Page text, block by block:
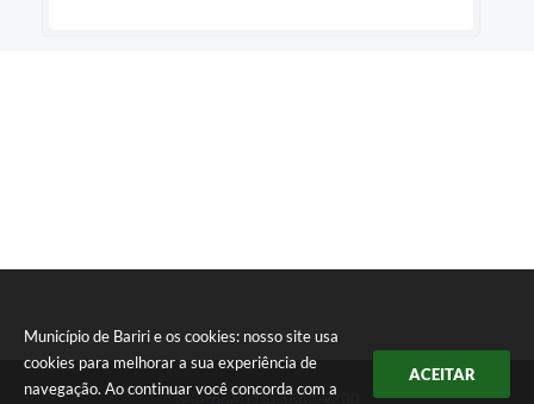
Município de Bariri e os cookies: nosso site usa
cookies para melhorar a sua experiência de
navegação. Ao continuar você concorda com a
ACEITAR
Telefone: (14) 3662-9200